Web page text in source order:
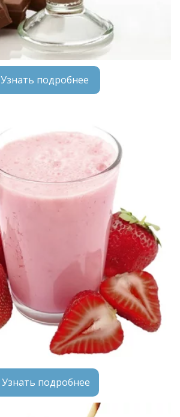
Узнать подробнее
Узнать подробнее